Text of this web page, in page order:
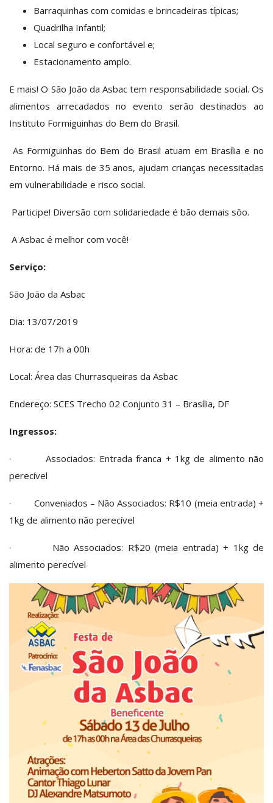
Barraquinhas com comidas e brincadeiras típicas;
Quadrilha Infantil;
Local seguro e confortável e;
Estacionamento amplo.
E mais! O São João da Asbac tem responsabilidade social. Os
alimentos arrecadados no evento serão destinados ao
Instituto Formiguinhas do Bem do Brasil.
As Formiguinhas do Bem do Brasil atuam em Brasília e no
Entorno. Há mais de 35 anos, ajudam crianças necessitadas
em vulnerabilidade e risco social.
Participe! Diversão com solidariedade é bão demais sôo.
A Asbac é melhor com você!
Serviço:
São João da Asbac
Dia: 13/07/2019
Hora: de 17h a 00h
Local: Área das Churrasqueiras da Asbac
Endereço: SCES Trecho 02 Conjunto 31 – Brasília, DF
Ingressos:
· Associados: Entrada franca + 1kg de alimento não
perecível
· Conveniados – Não Associados: R$10 (meia entrada) +
1kg de alimento não perecível
· Não Associados: R$20 (meia entrada) + 1kg de
alimento perecível